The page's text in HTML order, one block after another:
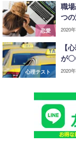
恋愛
職
つ
2020
心理テスト
【
が
2020